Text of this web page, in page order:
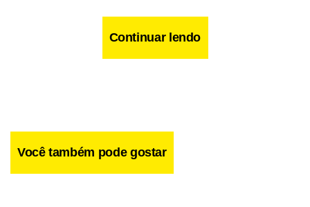
Facebook
WhatsApp
LinkedIn
Twitter
X Telegram
Share
Continuar lendo
Você também pode gostar